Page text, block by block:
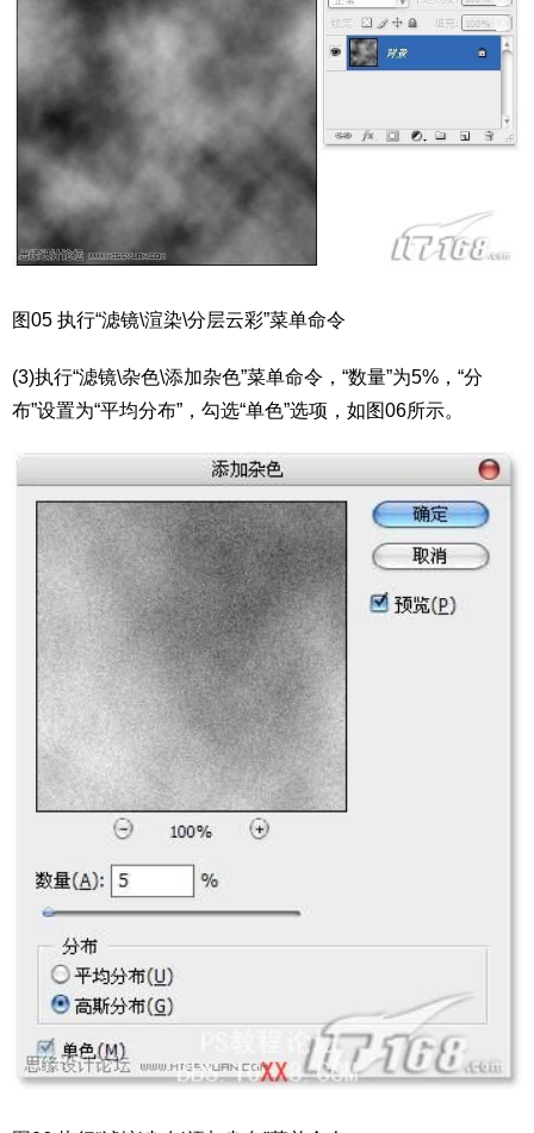
图05 执行“滤镜\渲染\分层云彩”菜单命令
(3)执行“滤镜\杂色\添加杂色”菜单命令，“数量”为5%，“分
布”设置为“平均分布”，勾选“单色”选项，如图06所示。